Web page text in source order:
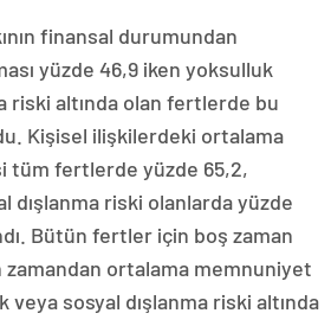
finansal durumundan
yüzde 46,9 iken yoksulluk
riski altında olan fertlerde bu
Kişisel ilişkilerdeki ortalama
tüm fertlerde yüzde 65,2,
dışlanma riski olanlarda yüzde
Bütün fertler için boş zaman
zamandan ortalama memnuniyet
veya sosyal dışlanma riski altında